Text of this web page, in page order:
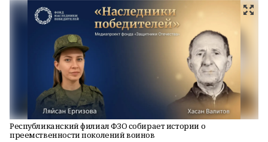
Республиканский филиал ФЗО собирает истории о
преемственности поколений воинов